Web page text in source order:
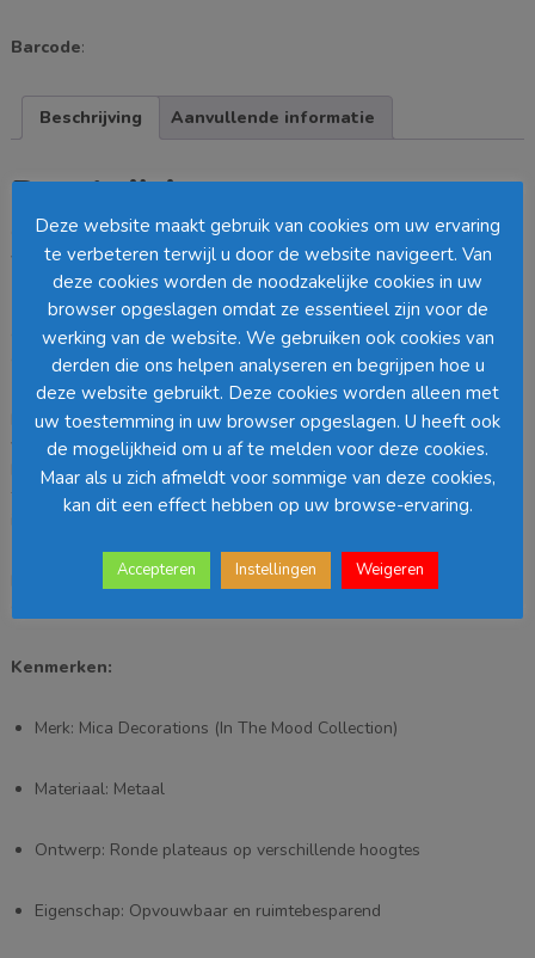
Barcode:
Beschrijving Aanvullende informatie
Beschrijving
Geef je planten een stijlvolle plek met dit opvouwbare plantenrek
van Mica Decorations, onderdeel van deIn The Mood
Collection. Het metalen rek is ontworpen met meerdere ronde
plateaus op verschillende hoogtes, waardoor je planten speels
en overzichtelijk worden gepresenteerd. Ideaal om diepte en
dynamiek te creëren in je interieur of op een overdekte buitenplek.
Dankzij hetopvouwbare ontwerpis het plantenrek eenvoudig te
verplaatsen en compact op te bergen wanneer je het niet gebruikt.
Het stevige metalen frame zorgt voor stabiliteit en een moderne,
tijdloze uitstraling die moeiteloos past bij diverse woonstijlen, van
Perfect voor het tentoonstellen van kamerplanten, kruiden of
Kenmerken:
Merk: Mica Decorations (In The Mood Collection)
Materiaal: Metaal
Ontwerp: Ronde plateaus op verschillende hoogtes
Eigenschap: Opvouwbaar en ruimtebesparend
Deze website maakt gebruik van cookies om uw ervaring
te verbeteren terwijl u door de website navigeert. Van
deze cookies worden de noodzakelijke cookies in uw
browser opgeslagen omdat ze essentieel zijn voor de
werking van de website. We gebruiken ook cookies van
derden die ons helpen analyseren en begrijpen hoe u
deze website gebruikt. Deze cookies worden alleen met
uw toestemming in uw browser opgeslagen. U heeft ook
de mogelijkheid om u af te melden voor deze cookies.
Maar als u zich afmeldt voor sommige van deze cookies,
kan dit een effect hebben op uw browse-ervaring.
Accepteren Instellingen Weigeren